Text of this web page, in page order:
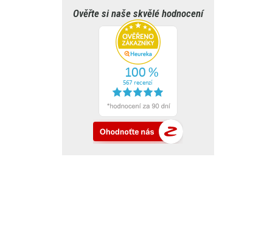
Ověřte si naše skvělé hodnocení